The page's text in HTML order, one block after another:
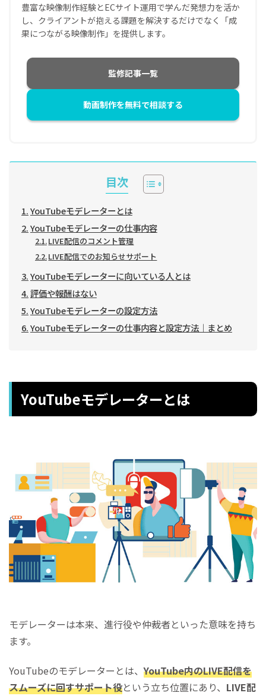
豊富な映像制作経験とECサイト運用で学んだ発想力を活か
し、クライアントが抱える課題を解決するだけでなく「成
果につながる映像制作」を提供します。
監修記事一覧
動画制作を無料で相談する
目次
YouTubeモデレーターとは
YouTubeモデレーターの仕事内容
LIVE配信のコメント管理
LIVE配信でのお知らせサポート
YouTubeモデレーターに向いている人とは
評価や報酬はない
YouTubeモデレーターの設定方法
YouTubeモデレーターの仕事内容と設定方法｜まとめ
YouTubeモデレーターとは
モデレーターは本来、進行役や仲裁者といった意味を持ち
ます。
YouTubeのモデレーターとは、YouTube内のLIVE配信を
スムーズに回すサポート役という立ち位置にあり、 LIVE配